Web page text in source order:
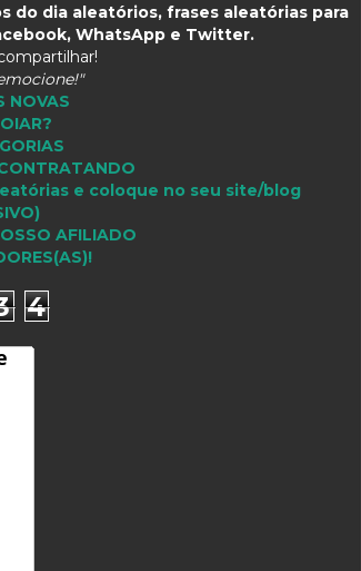
do dia aleatórios, frases aleatórias para
WhatsApp e Twitter.
NOVAS
e coloque no seu site/blog
AFILIADO
4